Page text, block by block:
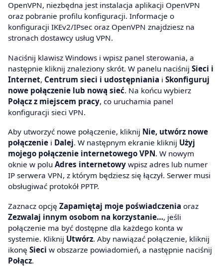
OpenVPN, niezbędna jest instalacja aplikacji OpenVPN
oraz pobranie profilu konfiguracji. Informacje o
konfiguracji IKEv2/IPsec oraz OpenVPN znajdziesz na
stronach dostawcy usług VPN.
Naciśnij klawisz Windows i wpisz panel sterowania, a
następnie kliknij znaleziony skrót. W panelu naciśnij Sieci i
Internet, Centrum sieci i udostępniania i Skonfiguruj
nowe połączenie lub nową sieć. Na końcu wybierz
Połącz z miejscem pracy, co uruchamia panel
konfiguracji sieci VPN.
Aby utworzyć nowe połączenie, kliknij Nie, utwórz nowe
połączenie i Dalej. W następnym ekranie kliknij Użyj
mojego połączenie internetowego VPN. W nowym
oknie w polu Adres internetowy wpisz adres lub numer
IP serwera VPN, z którym będziesz się łączył. Serwer musi
obsługiwać protokół PPTP.
Zaznacz opcję Zapamiętaj moje poświadczenia oraz
Zezwalaj innym osobom na korzystanie…, jeśli
połączenie ma być dostępne dla każdego konta w
systemie. Kliknij Utwórz. Aby nawiązać połączenie, kliknij
ikonę Sieci w obszarze powiadomień, a następnie naciśnij
Połącz.